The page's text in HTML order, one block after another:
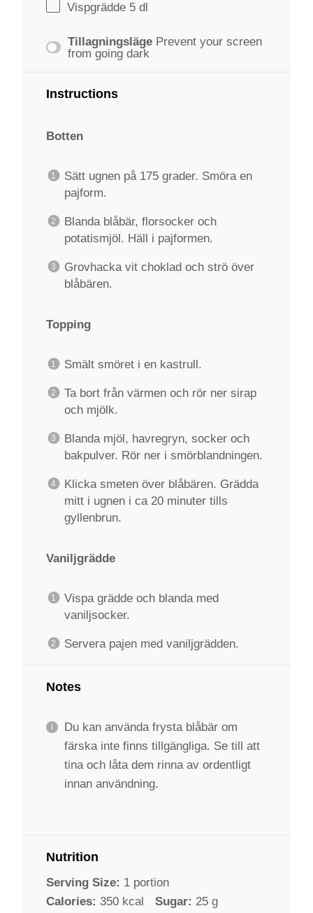
Vispgrädde 5 dl
Tillagningsläge Prevent your screen
from going dark
Instructions
Botten
Sätt ugnen på 175 grader. Smöra en
pajform.
Blanda blåbär, florsocker och
potatismjöl. Häll i pajformen.
Grovhacka vit choklad och strö över
blåbären.
Topping
Smält smöret i en kastrull.
Ta bort från värmen och rör ner sirap
och mjölk.
Blanda mjöl, havregryn, socker och
bakpulver. Rör ner i smörblandningen.
Klicka smeten över blåbären. Grädda
mitt i ugnen i ca 20 minuter tills
gyllenbrun.
Vaniljgrädde
Vispa grädde och blanda med
vaniljsocker.
Servera pajen med vaniljgrädden.
Notes
Du kan använda frysta blåbär om
färska inte finns tillgängliga. Se till att
tina och låta dem rinna av ordentligt
innan användning.
Nutrition
Serving Size: 1 portion
Calories: 350 kcal Sugar: 25 g